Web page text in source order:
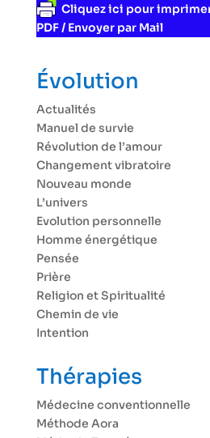
Cliquez ici pour
PDF / Envoyer par Mail
Évolution
Actualités
Manuel de survie
Révolution de l’amour
Changement vibratoire
Nouveau monde
L’univers
Evolution personnelle
Homme énergétique
Pensée
Prière
Religion et Spiritualité
Chemin de vie
Intention
Thérapies
Médecine conventionnelle
Méthode Aora